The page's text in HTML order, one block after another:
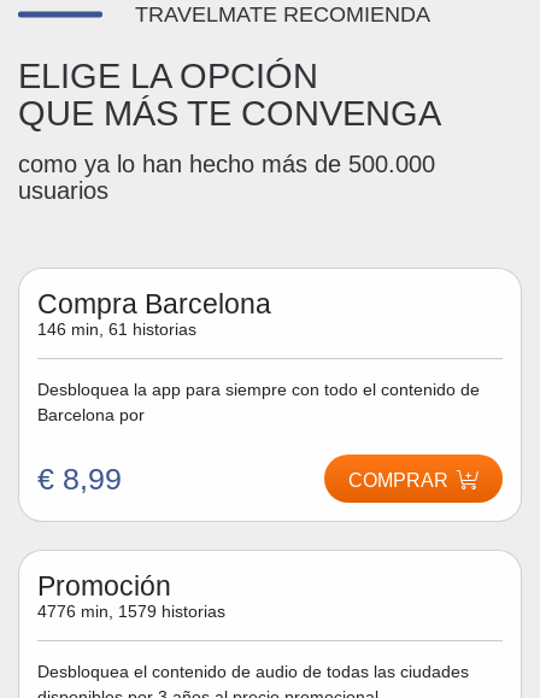
TRAVELMATE RECOMIENDA
ELIGE LA OPCIÓN
QUE MÁS TE CONVENGA
como ya lo han hecho más de 500.000
usuarios
Compra Barcelona
146 min, 61 historias
Desbloquea la app para siempre con todo el contenido de
Barcelona por
€ 8,99 COMPRAR
Promoción
4776 min, 1579 historias
Desbloquea el contenido de audio de todas las ciudades